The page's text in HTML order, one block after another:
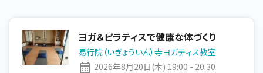
ヨガ＆ピラティスで健康な体づくり
易行院（いぎょういん）寺ヨガティス教室
2026年8月20日(木) 19:00 - 20:30